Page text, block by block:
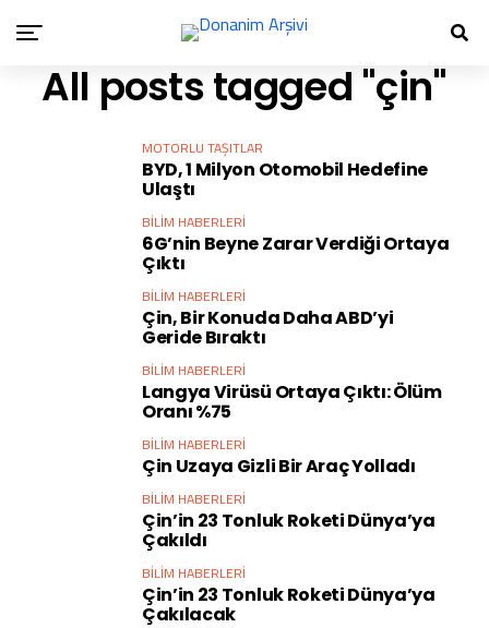
All posts tagged "çin"
MOTORLU TAŞITLAR
BYD, 1 Milyon Otomobil Hedefine
Ulaştı
BILIM HABERLERI
6G’nin Beyne Zarar Verdiği Ortaya
Çıktı
BILIM HABERLERI
Çin, Bir Konuda Daha ABD’yi
Geride Bıraktı
BILIM HABERLERI
Langya Virüsü Ortaya Çıktı: Ölüm
Oranı %75
BILIM HABERLERI
Çin Uzaya Gizli Bir Araç Yolladı
BILIM HABERLERI
Çin’in 23 Tonluk Roketi Dünya’ya
Çakıldı
BILIM HABERLERI
Çin’in 23 Tonluk Roketi Dünya’ya
Çakılacak